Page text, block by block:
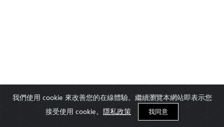
我們使用 cookie 來改善您的在線體驗。繼續瀏覽本網站即表示您
接受使用 cookie。 隱私政策 我同意